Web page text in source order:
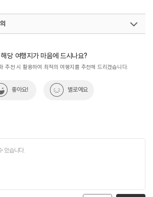
해당 여행지가 마음에 드시나요?
추천 시 활용하여 최적의 여행지를 추천해 드리겠습니다.
좋아요! 별로예요